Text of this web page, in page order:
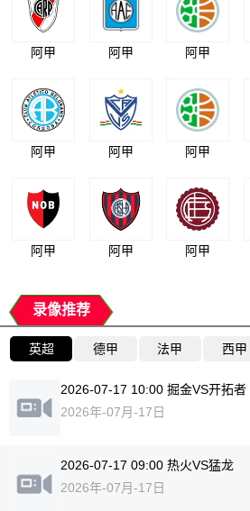
阿甲 阿甲 阿甲
阿甲 阿甲 阿甲
阿甲 阿甲 阿甲
录像推荐
英超 德甲 法甲 西甲
2026-07-17 10:00 掘金VS开拓者
2026年-07月-17日
2026-07-17 09:00 热火VS猛龙
2026年-07月-17日